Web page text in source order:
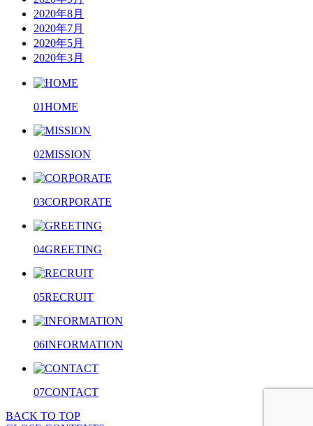
2020年8月
2020年7月
2020年5月
2020年3月
01HOME
02MISSION
03CORPORATE
04GREETING
05RECRUIT
06INFORMATION
07CONTACT
BACK TO TOP